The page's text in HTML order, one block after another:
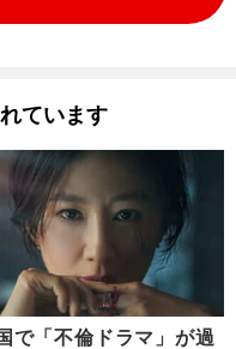
ています
で「不倫ドラマ」が過